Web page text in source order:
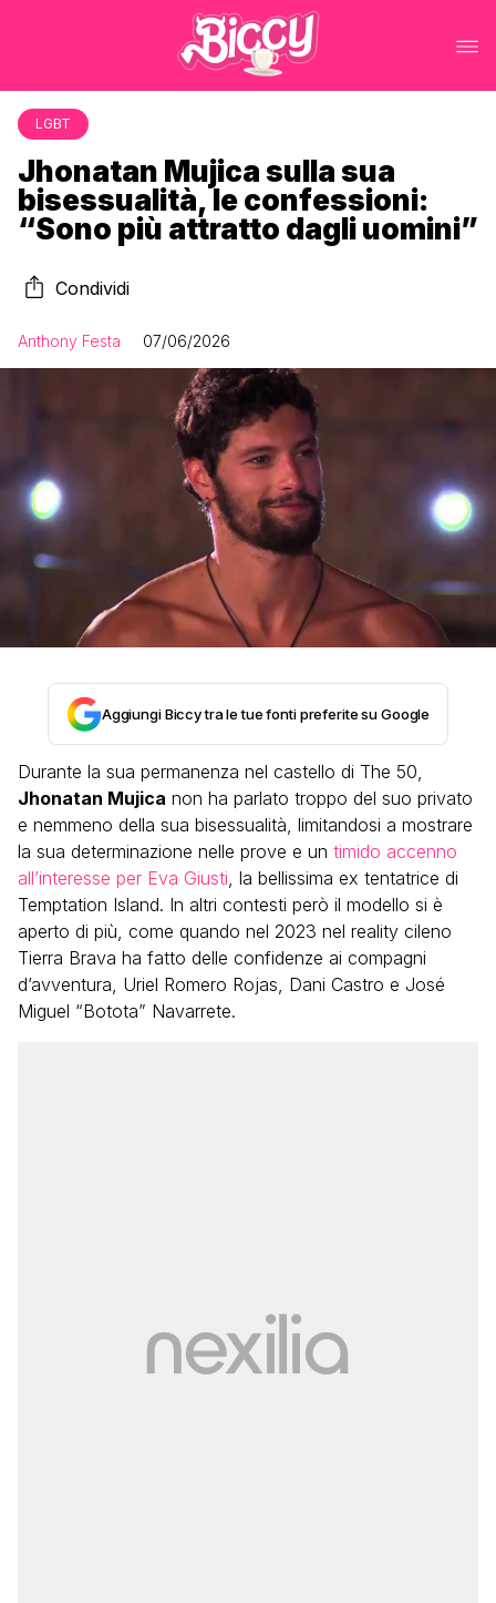
LGBT
Jhonatan Mujica sulla sua
bisessualità, le confessioni:
“Sono più attratto dagli uomini”
Condividi
Anthony Festa 07/06/2026
Aggiungi Biccy tra le tue fonti preferite su Google
Durante la sua permanenza nel castello di The 50,
Jhonatan Mujica non ha parlato troppo del suo privato
e nemmeno della sua bisessualità, limitandosi a mostrare
la sua determinazione nelle prove e un timido accenno
all’interesse per Eva Giusti, la bellissima ex tentatrice di
Temptation Island. In altri contesti però il modello si è
aperto di più, come quando nel 2023 nel reality cileno
Tierra Brava ha fatto delle confidenze ai compagni
d’avventura, Uriel Romero Rojas, Dani Castro e José
Miguel “Botota” Navarrete.